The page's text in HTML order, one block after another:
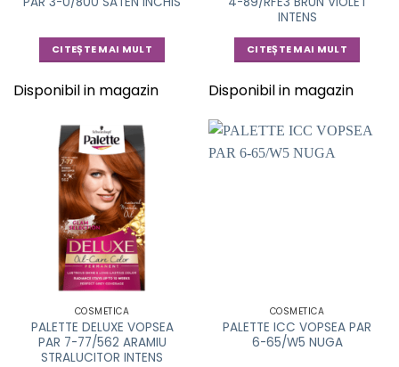
CITEȘTE MAI MULT
Disponibil in magazin
INTENS
CITEȘTE MAI MULT
Disponibil in magazin
COSMETICA
PALETTE DELUXE VOPSEA
PAR 7-77/562 ARAMIU
STRALUCITOR INTENS
COSMETICA
PALETTE ICC VOPSEA PAR
6-65/W5 NUGA